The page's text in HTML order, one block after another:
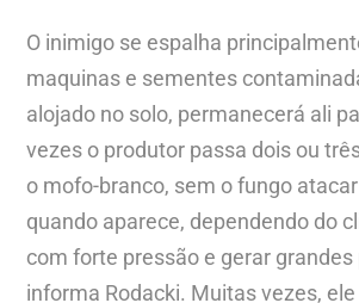
O inimigo se espalha
maquinas e sementes
alojado no solo, permanecerá ali
vezes o produtor passa dois ou
o mofo-branco, sem o fungo
quando aparece, dependendo do
com forte pressão e gerar grandes
informa Rodacki. Muitas vezes,